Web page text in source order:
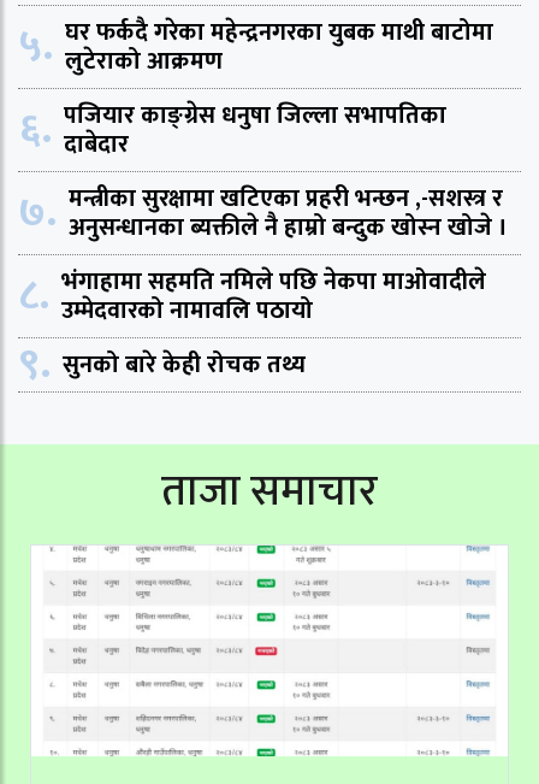
५. घर फर्कदै गरेका महेन्द्रनगरका युबक माथी बाटोमा
लुटेराको आक्रमण
६. पजियार काङ्ग्रेस धनुषा जिल्ला सभापतिका
दाबेदार
७. मन्त्रीका सुरक्षामा खटिएका प्रहरी भन्छन ,-सशस्त्र र
अनुसन्धानका ब्यक्तीले नै हाम्रो बन्दुक खोस्न खोजे ।
८. भंगाहामा सहमति नमिले पछि नेकपा माओवादीले
उम्मेदवारको नामावलि पठायो
९. सुनको बारे केही रोचक तथ्य
ताजा समाचार